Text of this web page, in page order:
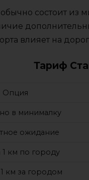
состоит из
влияет на
Тариф
Опция
в минималку
ожидание
1 км по городу
км за городом